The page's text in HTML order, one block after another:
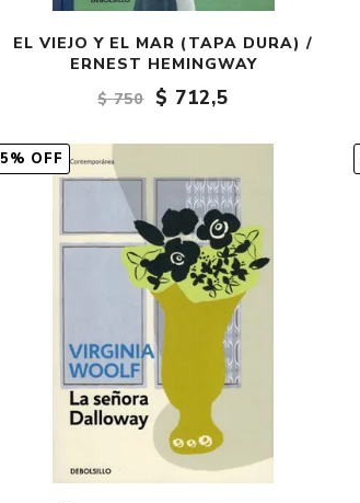
EL VIEJO Y EL MAR (TAPA DURA) /
ERNEST HEMINGWAY
$ 750
$ 712,5
5% OFF